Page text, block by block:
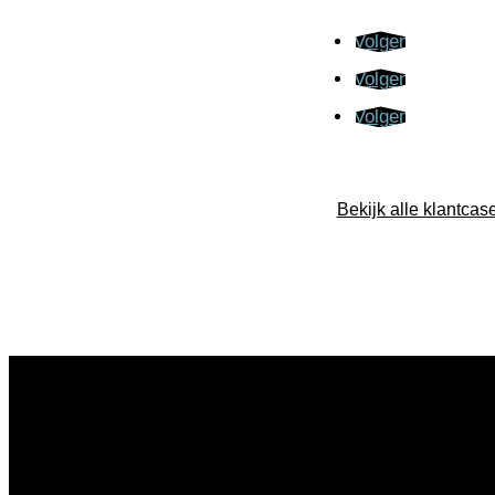
Volgen
Volgen
Volgen
Bekijk alle